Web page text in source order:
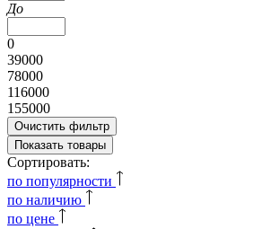
До
0
39000
78000
116000
155000
Очистить фильтр
Показать товары
Сортировать:
по популярности
по наличию
по цене